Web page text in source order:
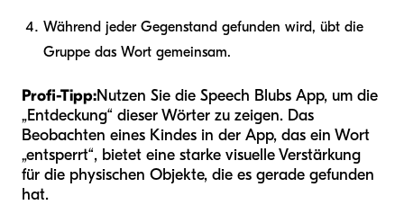
Während jeder Gegenstand gefunden wird, übt die
Gruppe das Wort gemeinsam.
Profi-Tipp:Nutzen Sie die Speech Blubs App, um die
„Entdeckung“ dieser Wörter zu zeigen. Das
Beobachten eines Kindes in der App, das ein Wort
„entsperrt“, bietet eine starke visuelle Verstärkung
für die physischen Objekte, die es gerade gefunden
hat.